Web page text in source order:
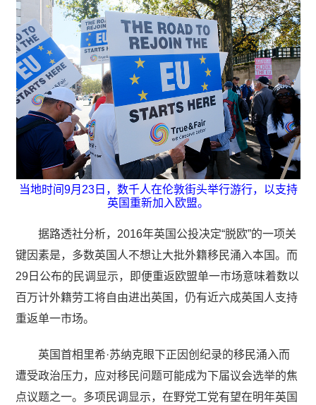
当地时间9月23日，数千人在伦敦街头举行游行，以支持
英国重新加入欧盟。
据路透社分析，2016年英国公投决定“脱欧”的一项关
键因素是，多数英国人不想让大批外籍移民涌入本国。而
29日公布的民调显示，即便重返欧盟单一市场意味着数以
百万计外籍劳工将自由进出英国，仍有近六成英国人支持
重返单一市场。
英国首相里希·苏纳克眼下正因创纪录的移民涌入而
遭受政治压力，应对移民问题可能成为下届议会选举的焦
点议题之一。多项民调显示，在野党工党有望在明年英国